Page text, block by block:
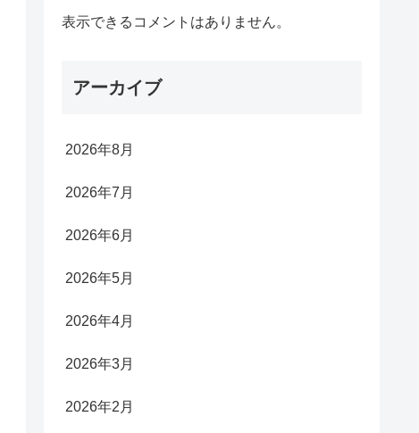
表示できるコメントはありません。
アーカイブ
2026年8月
2026年7月
2026年6月
2026年5月
2026年4月
2026年3月
2026年2月